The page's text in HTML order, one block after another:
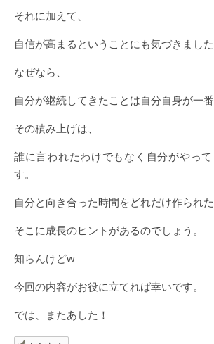
それに加えて、
自信が高まるということにも気づきました
なぜなら、
自分が継続してきたことは自分自身が一番
その積み上げは、
誰に言われたわけでもなく自分がやっ
す。
自分と向き合った時間をどれだけ作られ
そこに成長のヒントがあるのでしょう。
知らんけどw
今回の内容がお役に立てれば幸いです。
では、またあした！